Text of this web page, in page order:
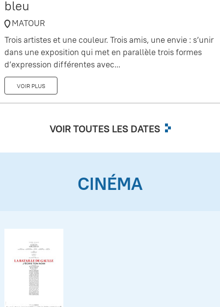
bleu
MATOUR
Trois artistes et une couleur. Trois amis, une envie : s’unir
dans une exposition qui met en parallèle trois formes
d’expression différentes avec...
VOIR PLUS
VOIR TOUTES LES DATES
CINÉMA